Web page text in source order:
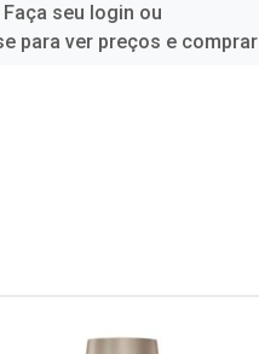
Faça seu login ou
para ver preços e comprar